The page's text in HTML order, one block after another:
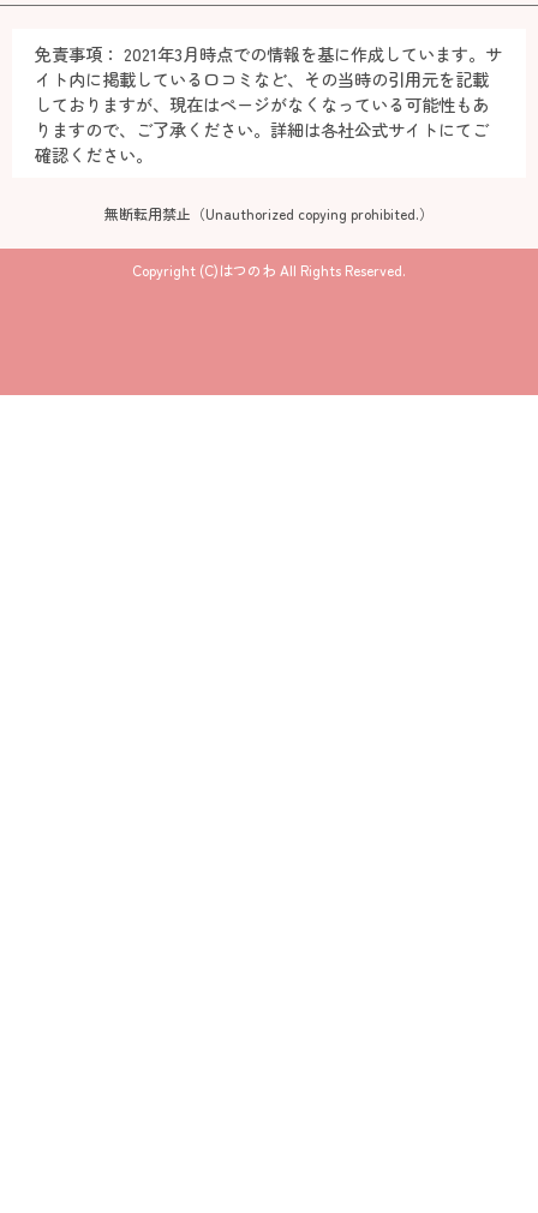
免責事項： 2021年3月時点での情報を基に作成しています。サ
イト内に掲載している口コミなど、その当時の引用元を記載
しておりますが、現在はページがなくなっている可能性もあ
りますので、ご了承ください。詳細は各社公式サイトにてご
確認ください。
無断転用禁止（Unauthorized copying prohibited.）
Copyright (C)はつのわ All Rights Reserved.